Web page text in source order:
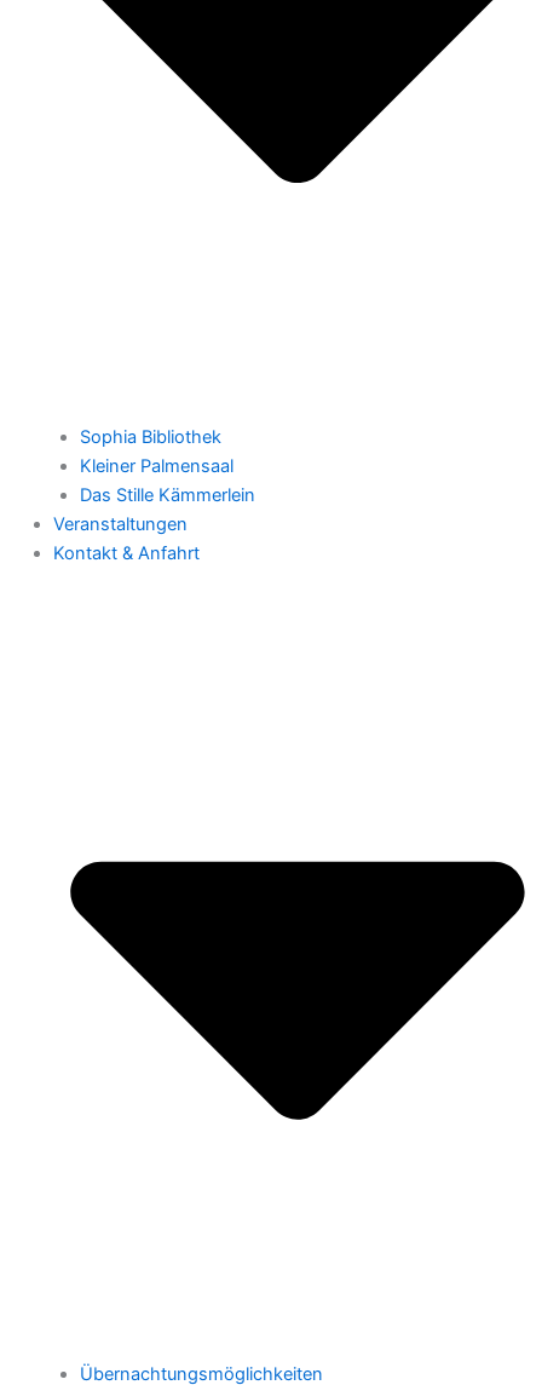
Sophia Bibliothek
Kleiner Palmensaal
Das Stille Kämmerlein
Veranstaltungen
Kontakt & Anfahrt
Übernachtungsmöglichkeiten